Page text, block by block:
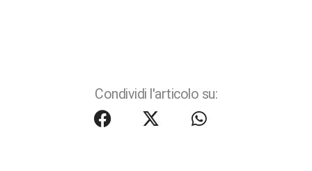
Condividi l'articolo su: